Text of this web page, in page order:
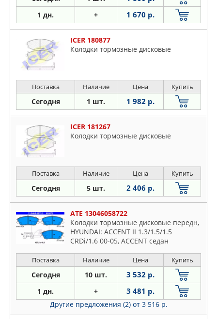
1 дн. + 1 670 р.
ICER 180877
Колодки тормозные дисковые
Поставка Наличие Цена Купить
Сегодня 1 шт. 1 982 р.
ICER 181267
Колодки тормозные дисковые
Поставка Наличие Цена Купить
Сегодня 5 шт. 2 406 р.
ATE 13046058722
Колодки тормозные дисковые передн,
HYUNDAI: ACCENT II 1.3/1.5/1.5
CRDi/1.6 00-05, ACCENT седан
1.1/1.3/1.3 i/1.4 i/1.5 CRDi/1.5 CRDi
GLS/1.5 i/1
Поставка Наличие Цена Купить
Сегодня 10 шт. 3 532 р.
1 дн. + 3 481 р.
Другие предложения (2) от 3 516 р.